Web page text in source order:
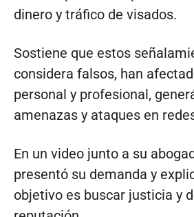
dinero y tráfico de visados.
Sostiene que estos
considera falsos, han
personal y profesional,
amenazas y ataques en
En un video junto a su
presentó su demanda y
objetivo es buscar justicia y